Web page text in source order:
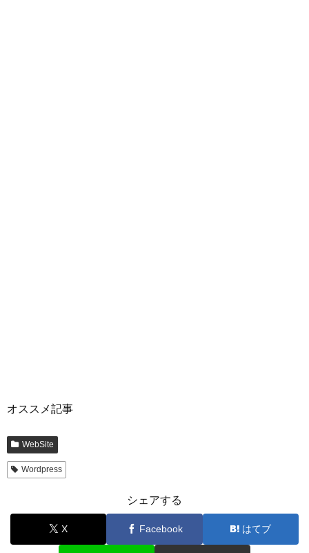
オススメ記事
WebSite
Wordpress
シェアする
X Facebook はてブ